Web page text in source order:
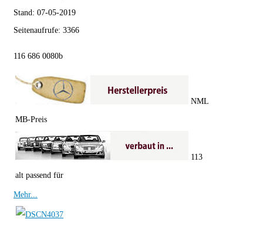
Stand: 07-05-2019
Seitenaufrufe: 3366
116 686 0080b
MB-Preis
NML
alt passend für
113
Mehr...